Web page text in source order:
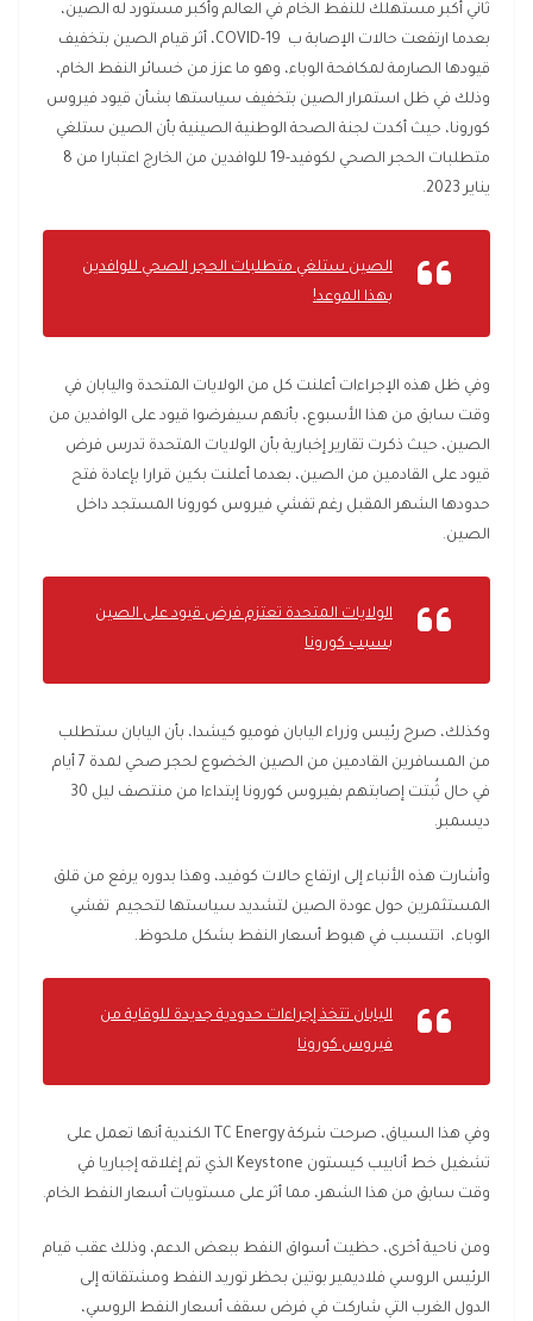
ثاني أكبر مستهلك للنفط الخام في العالم وأكبر مستورد له الصين،
بعدما ارتفعت حالات الإصابة ب COVID-19، أثر قيام الصين بتخفيف
قيودها الصارمة لمكافحة الوباء، وهو ما عزز من خسائر النفط الخام،
وذلك في ظل استمرار الصين بتخفيف سياستها بشأن قيود فيروس
كورونا، حيث أكدت لجنة الصحة الوطنية الصينية بأن الصين ستلغي
متطلبات الحجر الصحي لكوفيد-19 للوافدين من الخارج اعتبارا من 8
يناير 2023.
الصين ستلغي متطلبات الحجر الصحي للوافدين
بهذا الموعد!
وفي ظل هذه الإجراءات أعلنت كل من الولايات المتحدة واليابان في
وقت سابق من هذا الأسبوع، بأنهم سيفرضوا قيود على الوافدين من
الصين، حيث ذكرت تقارير إخبارية بأن الولايات المتحدة تدرس فرض
قيود على القادمين من الصين، بعدما أعلنت بكين قرارا بإعادة فتح
حدودها الشهر المقبل رغم تفشي فيروس كورونا المستجد داخل
الصين.
الولايات المتحدة تعتزم فرض قيود على الصين
بسبب كورونا
وكذلك، صرح رئيس وزراء اليابان فوميو كيشدا، بأن اليابان ستطلب
من المسافرين القادمين من الصين الخضوع لحجر صحي لمدة 7 أيام
في حال ثُبتت إصابتهم بفيروس كورونا إبتداءا من منتصف ليل 30
ديسمبر.
وأشارت هذه الأنباء إلى ارتفاع حالات كوفيد، وهذا بدوره يرفع من قلق
المستثمرين حول عودة الصين لتشديد سياستها لتحجيم تفشي
الوباء، اتتسبب في هبوط أسعار النفط بشكل ملحوظ.
اليابان تتخذ إجراءات حدودية جديدة للوقاية من
فيروس كورونا
وفي هذا السياق، صرحت شركة TC Energy الكندية أنها تعمل على
تشغيل خط أنابيب كيستون Keystone الذي تم إغلاقه إجباريا في
وقت سابق من هذا الشهر، مما أثر على مستويات أسعار النفط الخام.
ومن ناحية أخرى، حظيت أسواق النفط ببعض الدعم، وذلك عقب قيام
الرئيس الروسي فلاديمير بوتين بحظر توريد النفط ومشتقاته إلى
الدول الغرب التي شاركت في فرض سقف أسعار النفط الروسي،